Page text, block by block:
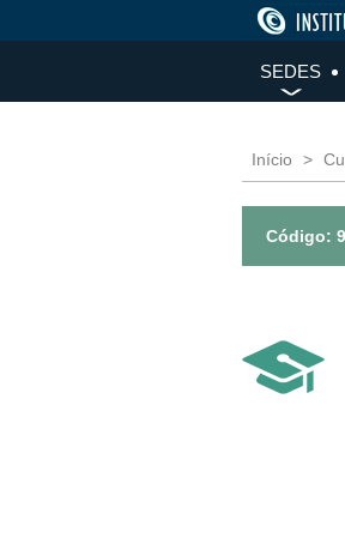
SEDES
Início
Código: